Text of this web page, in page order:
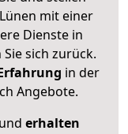
mit einer
Dienste in
sich zurück.
in der
Angebote.
erhalten